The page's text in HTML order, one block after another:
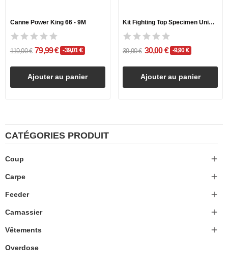
CATÉGORIES PRODUIT
Coup 
Carpe 
Feeder 
Carnassier 
Vêtements 
Overdose
Canne Power King 66 - 9M
119,00 € 79,99 € -39,01 €
Ajouter au panier
Kit Fighting Top Specimen Universel - 3 Sections
39,90 € 30,00 € -9,90 €
Ajouter au panier